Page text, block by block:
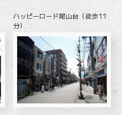
ハッピーロード尾山台（徒歩11
分）